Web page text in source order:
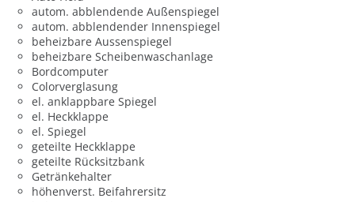
autom. abblendende Außenspiegel
autom. abblendender Innenspiegel
beheizbare Aussenspiegel
beheizbare Scheibenwaschanlage
Bordcomputer
Colorverglasung
el. anklappbare Spiegel
el. Heckklappe
el. Spiegel
geteilte Heckklappe
geteilte Rücksitzbank
Getränkehalter
höhenverst. Beifahrersitz